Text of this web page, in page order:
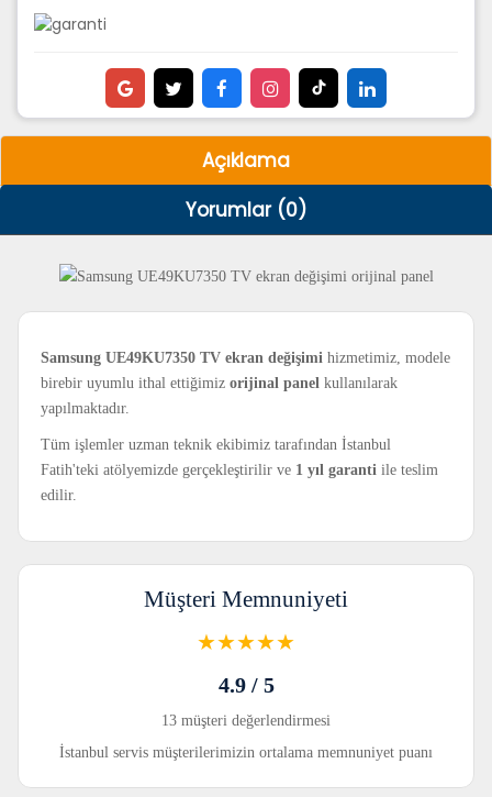
Açıklama
Yorumlar (0)
Samsung UE49KU7350 TV ekran değişimi hizmetimiz, modele
birebir uyumlu ithal ettiğimiz orijinal panel kullanılarak
yapılmaktadır.
Tüm işlemler uzman teknik ekibimiz tarafından İstanbul
Fatih'teki atölyemizde gerçekleştirilir ve 1 yıl garanti ile teslim
edilir.
Müşteri Memnuniyeti
★★★★★
4.9 / 5
13 müşteri değerlendirmesi
İstanbul servis müşterilerimizin ortalama memnuniyet puanı